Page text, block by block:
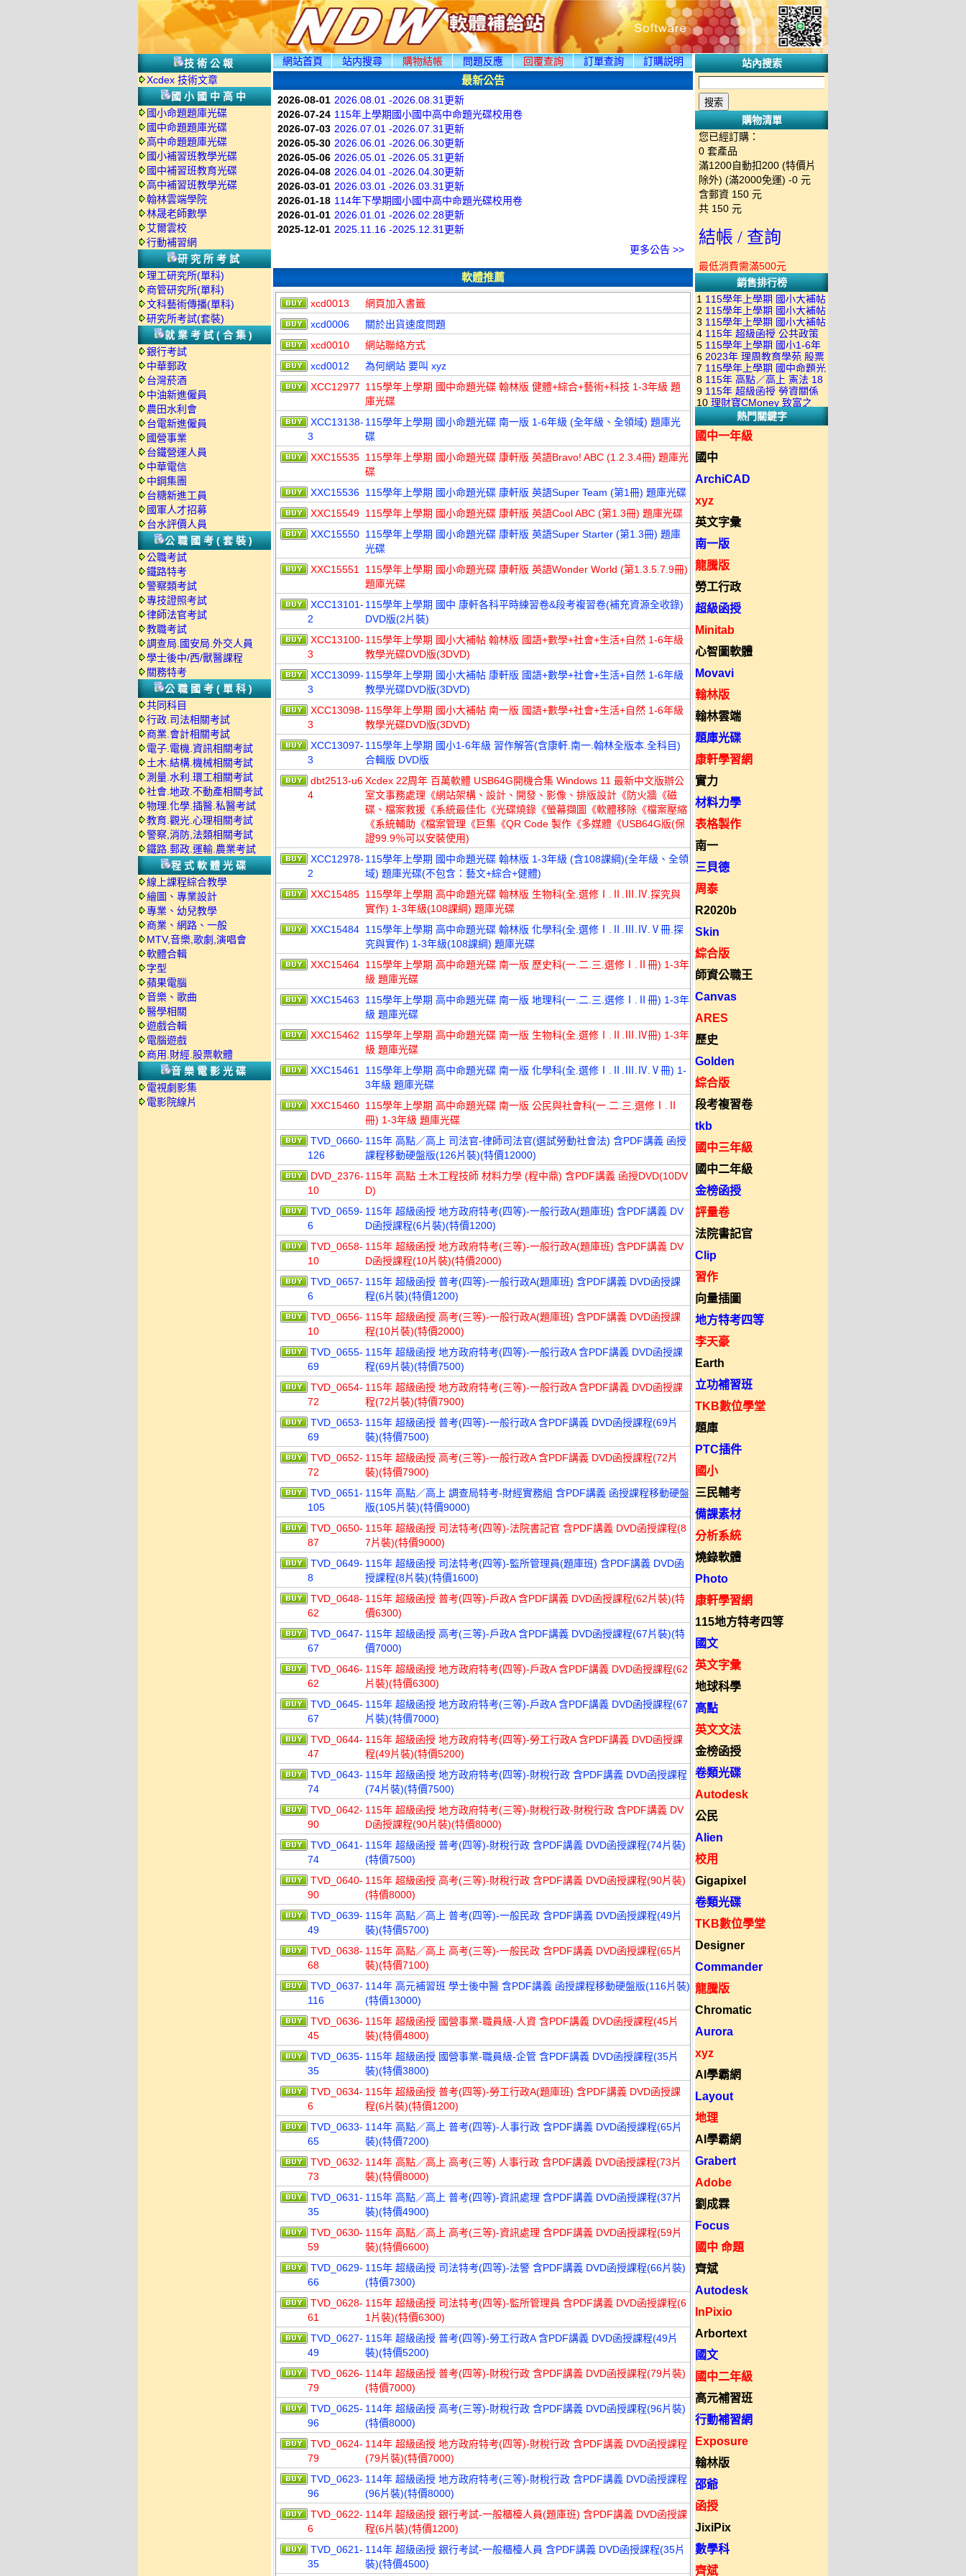
技術公報
Xcdex 技術文章
國小國中高中
國小命題題庫光碟
國中命題題庫光碟
高中命題題庫光碟
國小補習班教學光碟
國中補習班教育光碟
高中補習班教學光碟
翰林雲端學院
林晟老師數學
艾爾雲校
行動補習網
研究所考試
理工研究所(單科)
商管研究所(單科)
文科藝術傳播(單科)
研究所考試(套裝)
就業考試(合集)
銀行考試
中華郵政
台灣菸酒
中油新進僱員
農田水利會
台電新進僱員
國營事業
台鐵營運人員
中華電信
中鋼集團
台糖新進工員
國軍人才招募
台水評價人員
公職國考(套裝)
公職考試
鐵路特考
警察類考試
專技證照考試
律師法官考試
教職考試
調查局.國安局.外交人員
學士後中/西/獸醫課程
關務特考
公職國考(單科)
共同科目
行政.司法相關考試
商業.會計相關考試
電子.電機.資訊相關考試
土木.結構.機械相關考試
測量.水利.環工相關考試
社會.地政.不動產相關考試
物理.化學.插醫.私醫考試
教育.觀光.心理相關考試
警察,消防,法類相關考試
鐵路.郵政.運輸.農業考試
程式軟體光碟
線上課程綜合教學
繪圖、專業設計
專業、幼兒教學
商業、網路、一般
MTV,音樂,歌劇,演唱會
軟體合輯
字型
蘋果電腦
音樂、歌曲
醫學相關
遊戲合輯
電腦遊戲
商用.財經.股票軟體
音樂電影光碟
電視劇影集
電影院線片
網站首頁 站内搜尋 購物結帳 問題反應 回覆查詢 訂單查詢 訂購説明
最新公告
2026-08-01 2026.08.01 -2026.08.31更新
2026-07-24 115年上學期國小國中高中命題光碟校用卷
2026-07-03 2026.07.01 -2026.07.31更新
2026-05-30 2026.06.01 -2026.06.30更新
2026-05-06 2026.05.01 -2026.05.31更新
2026-04-08 2026.04.01 -2026.04.30更新
2026-03-01 2026.03.01 -2026.03.31更新
2026-01-18 114年下學期國小國中高中命題光碟校用卷
2026-01-01 2026.01.01 -2026.02.28更新
2025-12-01 2025.11.16 -2025.12.31更新
更多公告 >>
軟體推薦
xcd0013
網頁加入書籤
xcd0006
關於出貨速度問題
xcd0010
網站聯絡方式
xcd0012
為何網站 要叫 xyz
XCC12977 115學年上學期 國中命題光碟 翰林版 健體+綜合+藝術+科技 1-3年級 題
庫光碟
XCC13138-
3
115學年上學期 國小命題光碟 南一版 1-6年級 (全年級、全領域) 題庫光
碟
XXC15535 115學年上學期 國小命題光碟 康軒版 英語Bravo! ABC (1.2.3.4冊) 題庫光
碟
XXC15536 115學年上學期 國小命題光碟 康軒版 英語Super Team (第1冊) 題庫光碟
XXC15549 115學年上學期 國小命題光碟 康軒版 英語Cool ABC (第1.3冊) 題庫光碟
XXC15550 115學年上學期 國小命題光碟 康軒版 英語Super Starter (第1.3冊) 題庫
光碟
XXC15551
115學年上學期 國小命題光碟 康軒版 英語Wonder World (第1.3.5.7.9冊)
題庫光碟
XCC13101-
2
115學年上學期 國中 康軒各科平時練習卷&段考複習卷(補充資源全收錄)
DVD版(2片裝)
XCC13100-
3
115學年上學期 國小大補帖 翰林版 國語+數學+社會+生活+自然 1-6年級
教學光碟DVD版(3DVD)
XCC13099-
3
115學年上學期 國小大補帖 康軒版 國語+數學+社會+生活+自然 1-6年級
教學光碟DVD版(3DVD)
XCC13098-
3
115學年上學期 國小大補帖 南一版 國語+數學+社會+生活+自然 1-6年級
教學光碟DVD版(3DVD)
XCC13097-
3
115學年上學期 國小1-6年級 習作解答(含康軒.南一.翰林全版本.全科目)
合輯版 DVD版
dbt2513-u6
4
Xcdex 22周年 百萬軟體 USB64G開機合集 Windows 11 最新中文版辦公
室文事務處理《網站架構、設計、開發、影像、排版設計《防火牆《磁
碟、檔案救援《系統最佳化《光碟燒錄《螢幕擷圖《軟體移除《檔案壓縮
《系統輔助《檔案管理《巨集《QR Code 製作《多媒體《USB64G版(保
證99.9％可以安裝使用)
XCC12978-
2
115學年上學期 國中命題光碟 翰林版 1-3年級 (含108課綱)(全年級、全領
域) 題庫光碟(不包含：藝文+綜合+健體)
XXC15485 115學年上學期 高中命題光碟 翰林版 生物科(全.選修Ⅰ.Ⅱ.Ⅲ.Ⅳ.探究與
實作) 1-3年級(108課綱) 題庫光碟
XXC15484 115學年上學期 高中命題光碟 翰林版 化學科(全.選修Ⅰ.Ⅱ.Ⅲ.Ⅳ.Ⅴ冊.探
究與實作) 1-3年級(108課綱) 題庫光碟
XXC15464 115學年上學期 高中命題光碟 南一版 歷史科(一.二.三.選修Ⅰ.Ⅱ冊) 1-3年
級 題庫光碟
XXC15463
115學年上學期 高中命題光碟 南一版 地理科(一.二.三.選修Ⅰ.Ⅱ冊) 1-3年
級 題庫光碟
XXC15462
115學年上學期 高中命題光碟 南一版 生物科(全.選修Ⅰ.Ⅱ.Ⅲ.Ⅳ冊) 1-3年
級 題庫光碟
XXC15461
115學年上學期 高中命題光碟 南一版 化學科(全.選修Ⅰ.Ⅱ.Ⅲ.Ⅳ.Ⅴ冊) 1-
3年級 題庫光碟
XXC15460 115學年上學期 高中命題光碟 南一版 公民與社會科(一.二.三.選修Ⅰ.Ⅱ
冊) 1-3年級 題庫光碟
TVD_0660-
126
115年 高點／高上 司法官-律師司法官(選試勞動社會法) 含PDF講義 函授
課程移動硬盤版(126片裝)(特價12000)
DVD_2376-
10
115年 高點 土木工程技師 材料力學 (程中鼎) 含PDF講義 函授DVD(10DV
D)
TVD_0659-
6
115年 超級函授 地方政府特考(四等)-一般行政A(題庫班) 含PDF講義 DV
D函授課程(6片裝)(特價1200)
TVD_0658-
10
115年 超級函授 地方政府特考(三等)-一般行政A(題庫班) 含PDF講義 DV
D函授課程(10片裝)(特價2000)
TVD_0657-
6
115年 超級函授 普考(四等)-一般行政A(題庫班) 含PDF講義 DVD函授課
程(6片裝)(特價1200)
TVD_0656-
10
115年 超級函授 高考(三等)-一般行政A(題庫班) 含PDF講義 DVD函授課
程(10片裝)(特價2000)
TVD_0655-
69
115年 超級函授 地方政府特考(四等)-一般行政A 含PDF講義 DVD函授課
程(69片裝)(特價7500)
TVD_0654-
72
115年 超級函授 地方政府特考(三等)-一般行政A 含PDF講義 DVD函授課
程(72片裝)(特價7900)
TVD_0653-
69
115年 超級函授 普考(四等)-一般行政A 含PDF講義 DVD函授課程(69片
裝)(特價7500)
TVD_0652-
72
115年 超級函授 高考(三等)-一般行政A 含PDF講義 DVD函授課程(72片
裝)(特價7900)
TVD_0651-
105
115年 高點／高上 調查局特考-財經實務組 含PDF講義 函授課程移動硬盤
版(105片裝)(特價9000)
TVD_0650-
87
115年 超級函授 司法特考(四等)-法院書記官 含PDF講義 DVD函授課程(8
7片裝)(特價9000)
TVD_0649-
8
115年 超級函授 司法特考(四等)-監所管理員(題庫班) 含PDF講義 DVD函
授課程(8片裝)(特價1600)
TVD_0648-
62
115年 超級函授 普考(四等)-戶政A 含PDF講義 DVD函授課程(62片裝)(特
價6300)
TVD_0647-
67
115年 超級函授 高考(三等)-戶政A 含PDF講義 DVD函授課程(67片裝)(特
價7000)
TVD_0646-
62
115年 超級函授 地方政府特考(四等)-戶政A 含PDF講義 DVD函授課程(62
片裝)(特價6300)
TVD_0645-
67
115年 超級函授 地方政府特考(三等)-戶政A 含PDF講義 DVD函授課程(67
片裝)(特價7000)
TVD_0644-
47
115年 超級函授 地方政府特考(四等)-勞工行政A 含PDF講義 DVD函授課
程(49片裝)(特價5200)
TVD_0643-
74
115年 超級函授 地方政府特考(四等)-財稅行政 含PDF講義 DVD函授課程
(74片裝)(特價7500)
TVD_0642-
90
115年 超級函授 地方政府特考(三等)-財稅行政-財稅行政 含PDF講義 DV
D函授課程(90片裝)(特價8000)
TVD_0641-
74
115年 超級函授 普考(四等)-財稅行政 含PDF講義 DVD函授課程(74片裝)
(特價7500)
TVD_0640-
90
115年 超級函授 高考(三等)-財稅行政 含PDF講義 DVD函授課程(90片裝)
(特價8000)
TVD_0639-
49
115年 高點／高上 普考(四等)-一般民政 含PDF講義 DVD函授課程(49片
裝)(特價5700)
TVD_0638-
68
115年 高點／高上 高考(三等)-一般民政 含PDF講義 DVD函授課程(65片
裝)(特價7100)
TVD_0637-
116
114年 高元補習班 學士後中醫 含PDF講義 函授課程移動硬盤版(116片裝)
(特價13000)
TVD_0636-
45
115年 超級函授 國營事業-職員級-人資 含PDF講義 DVD函授課程(45片
裝)(特價4800)
TVD_0635-
35
115年 超級函授 國營事業-職員級-企管 含PDF講義 DVD函授課程(35片
裝)(特價3800)
TVD_0634-
6
115年 超級函授 普考(四等)-勞工行政A(題庫班) 含PDF講義 DVD函授課
程(6片裝)(特價1200)
TVD_0633-
65
114年 高點／高上 普考(四等)-人事行政 含PDF講義 DVD函授課程(65片
裝)(特價7200)
TVD_0632-
73
114年 高點／高上 高考(三等) 人事行政 含PDF講義 DVD函授課程(73片
裝)(特價8000)
TVD_0631-
35
115年 高點／高上 普考(四等)-資訊處理 含PDF講義 DVD函授課程(37片
裝)(特價4900)
TVD_0630-
59
115年 高點／高上 高考(三等)-資訊處理 含PDF講義 DVD函授課程(59片
裝)(特價6600)
TVD_0629-
66
115年 超級函授 司法特考(四等)-法警 含PDF講義 DVD函授課程(66片裝)
(特價7300)
TVD_0628-
61
115年 超級函授 司法特考(四等)-監所管理員 含PDF講義 DVD函授課程(6
1片裝)(特價6300)
TVD_0627-
49
115年 超級函授 普考(四等)-勞工行政A 含PDF講義 DVD函授課程(49片
裝)(特價5200)
TVD_0626-
79
114年 超級函授 普考(四等)-財稅行政 含PDF講義 DVD函授課程(79片裝)
(特價7000)
TVD_0625-
96
114年 超級函授 高考(三等)-財稅行政 含PDF講義 DVD函授課程(96片裝)
(特價8000)
TVD_0624-
79
114年 超級函授 地方政府特考(四等)-財稅行政 含PDF講義 DVD函授課程
(79片裝)(特價7000)
TVD_0623-
96
114年 超級函授 地方政府特考(三等)-財稅行政 含PDF講義 DVD函授課程
(96片裝)(特價8000)
TVD_0622-
6
114年 超級函授 銀行考試-一般櫃檯人員(題庫班) 含PDF講義 DVD函授課
程(6片裝)(特價1200)
TVD_0621-
35
114年 超級函授 銀行考試-一般櫃檯人員 含PDF講義 DVD函授課程(35片
裝)(特價4500)
站內搜索
購物清單
您已經訂購：
0 套產品
滿1200自動扣200 (特價片
除外) (滿2000免運) -0 元
含郵資 150 元
共 150 元
結帳 / 查詢
最低消費需滿500元
銷售排行榜
1 115學年上學期 國小大補帖
南一版 國語+數學+社會+生活
+自然 1-6年級 教學光碟DVD
版(3DVD)
2 115學年上學期 國小大補帖
康軒版 國語+數學+社會+生活
+自然 1-6年級 教學光碟DVD
版(3DVD)
3 115學年上學期 國小大補帖
翰林版 國語+數學+社會+生活
+自然 1-6年級 教學光碟DVD
版(3DVD)
4 115年 超級函授 公共政策
22堂課+總複習 張楚老師 含
PDF講義 函授DVD(9DVD)
5 115學年上學期 國小1-6年
級 習作解答(含康軒.南一.翰林
全版本.全科目)合輯版 DVD版
6 2023年 理周教育學苑 股票
當沖煉金術 主講：朱家泓 國
語發音 DVD版
7 115學年上學期 國中命題光
碟 翰林版 英文科 1-3年級 題
庫光碟
8 115年 高點／高上 憲法 18
堂課 宗台大老師 含PDF講義
函授DVD(8DVD)【適用於律
師司法考試】
9 115年 超級函授 勞資關係
概要 11堂課+總複習 陸川老
師 含PDF講義 函授
DVD(5DVD)
10 理財寶CMoney 致富之
道：上班族飆股攻略班 主
講：朱家泓+林穎 國語發音
熱門關鍵字
國中一年級
國中
ArchiCAD
xyz
英文字彙
南一版
龍騰版
勞工行政
超級函授
Minitab
心智圖軟體
Movavi
翰林版
翰林雲端
題庫光碟
康軒學習網
實力
材料力學
表格製作
南一
三貝德
周泰
R2020b
Skin
綜合版
師資公職王
Canvas
ARES
歷史
Golden
綜合版
段考複習卷
tkb
國中三年級
國中二年級
金榜函授
評量卷
法院書記官
Clip
習作
向量插圖
地方特考四等
李天豪
Earth
立功補習班
TKB數位學堂
題庫
PTC插件
國小
三民輔考
備課素材
分析系統
燒錄軟體
Photo
康軒學習網
115地方特考四等
國文
英文字彙
地球科學
高點
英文文法
金榜函授
卷類光碟
Autodesk
公民
Alien
校用
Gigapixel
卷類光碟
TKB數位學堂
Designer
Commander
龍騰版
Chromatic
Aurora
xyz
AI學霸網
Layout
地理
AI學霸網
Grabert
Adobe
劉成霖
Focus
國中 命題
齊斌
Autodesk
InPixio
Arbortext
國文
國中二年級
高元補習班
行動補習網
Exposure
翰林版
邵爺
函授
JixiPix
數學科
齊斌